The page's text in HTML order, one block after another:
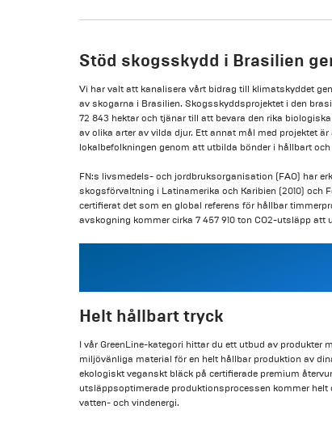
Stöd skogsskydd i Brasilien
Vi har valt att kanalisera vårt bidrag till klimatskyddet
av skogarna i Brasilien. Skogsskyddsprojektet i den
72 843 hektar och tjänar till att bevara den rika
av olika arter av vilda djur. Ett annat mål med projektet
lokalbefolkningen genom att utbilda bönder i hållbart
FN:s livsmedels- och jordbruksorganisation (FAO) har
skogsförvaltning i Latinamerika och Karibien (2010) och
certifierat det som en global referens för hållbar
avskogning kommer cirka 7 457 910 ton CO2-utsläpp
Helt hållbart tryck
I vår GreenLine-kategori hittar du ett utbud av produkter
miljövänliga material för en helt hållbar produktion av
ekologiskt veganskt bläck på certifierade premium
utsläppsoptimerade produktionsprocessen kommer
vatten- och vindenergi.